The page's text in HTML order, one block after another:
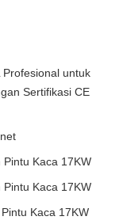
untuk
Sertifikasi CE
Kaca 17KW
Kaca 17KW
Kaca 17KW